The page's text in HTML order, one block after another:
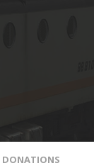
DONATIONS